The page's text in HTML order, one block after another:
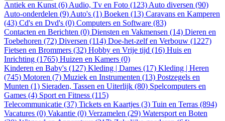
Antiek en Kunst (6) Audio, Tv en Foto (123) Auto diversen (90)
Auto-onderdelen (9) Auto's (1) Boeken (13) Caravans en Kamperen
(43) Cd's en Dvd's (0) Computers en Software (83)
Contacten en Berichten (0) Diensten en Vakmensen (14) Dieren en
Toebehoren (72) Diversen (114) Doe-het-zelf en Verbouw (1227)
Fietsen en Brommers (32) Hobby en Vrije tijd (16) Huis en
Inrichting (1765) Huizen en Kamers (0)
Kinderen en Baby's (127) Kleding | Dames (17) Kleding | Heren
(745) Motoren (7) Muziek en Instrumenten (13) Postzegels en
Munten (1) Sieraden, Tassen en Uiterlijk (80) Spelcomputers en
Games (4) Sport en Fitness (115)
Telecommunicatie (37) Tickets en Kaartjes (3) Tuin en Terras (894)
Vacatures (0) Vakantie (0) Verzamelen (29) Watersport en Boten